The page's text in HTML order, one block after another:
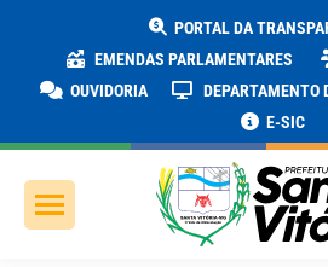
PORTAL DA
EMENDAS PARLAMENTARES
OUVIDORIA
DEPARTAMENTO
E-SIC